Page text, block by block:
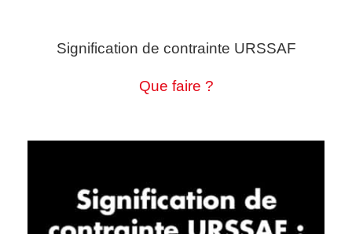
Signification de contrainte URSSAF
Que faire ?